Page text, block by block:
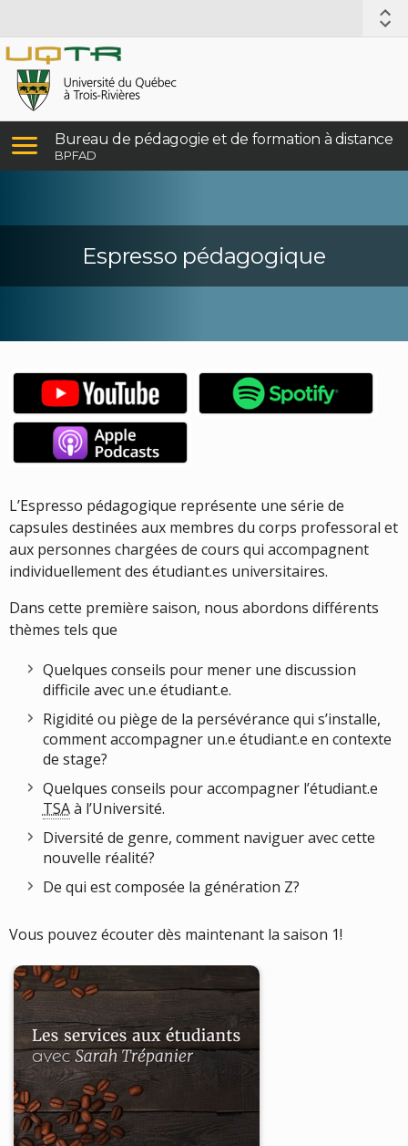
Bureau de pédagogie et de formation à distance
BPFAD
Espresso pédagogique
(nouvelle
fenêtre)
L’Espresso pédagogique représente une série de
capsules destinées aux membres du corps professoral et
aux personnes chargées de cours qui accompagnent
individuellement des étudiant.es universitaires.
Dans cette première saison, nous abordons différents
thèmes tels que
Quelques conseils pour mener une discussion
difficile avec un.e étudiant.e.
Rigidité ou piège de la persévérance qui s’installe,
comment accompagner un.e étudiant.e en contexte
de stage?
Quelques conseils pour accompagner l’étudiant.e
TSAà l’Université.
Diversité de genre, comment naviguer avec cette
nouvelle réalité?
De qui est composée la génération Z?
Vous pouvez écouter dès maintenant la saison 1!